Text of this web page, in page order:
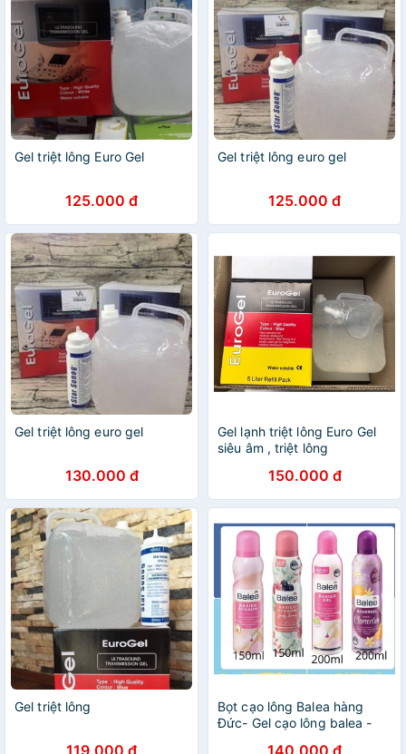
Gel triệt lông Euro Gel
125.000 đ
Gel triệt lông euro gel
125.000 đ
Gel triệt lông euro gel
130.000 đ
Gel lạnh triệt lông Euro Gel
siêu âm , triệt lông
150.000 đ
Gel triệt lông
119.000 đ
Bọt cạo lông Balea hàng
Đức- Gel cạo lông balea -
140.000 đ